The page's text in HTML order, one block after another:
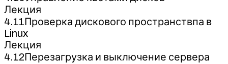
Лекция
4.11Проверка дискового пространствпа в
Linux
Лекция
4.12Перезагрузка и выключение сервера